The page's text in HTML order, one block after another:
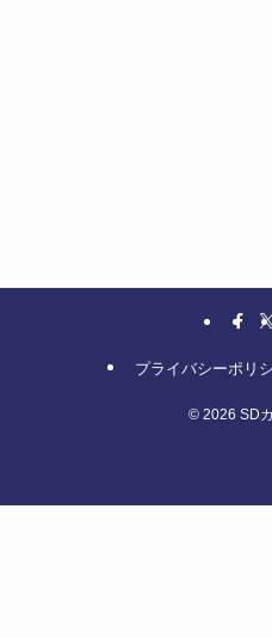
プライバシーポリ
© 2026 SD